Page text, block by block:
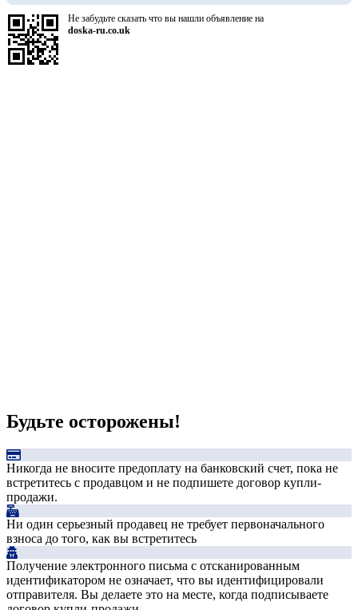
Не забудьте сказать что вы нашли объявление на
doska-ru.co.uk
Будьте осторожены!
Никогда не вносите предоплату на банковский счет, пока не
встретитесь с продавцом и не подпишете договор купли-
продажи.
Ни один серьезный продавец не требует первоначального
взноса до того, как вы встретитесь
Получение электронного письма с отсканированным
идентификатором не означает, что вы идентифицировали
отправителя. Вы делаете это на месте, когда подписываете